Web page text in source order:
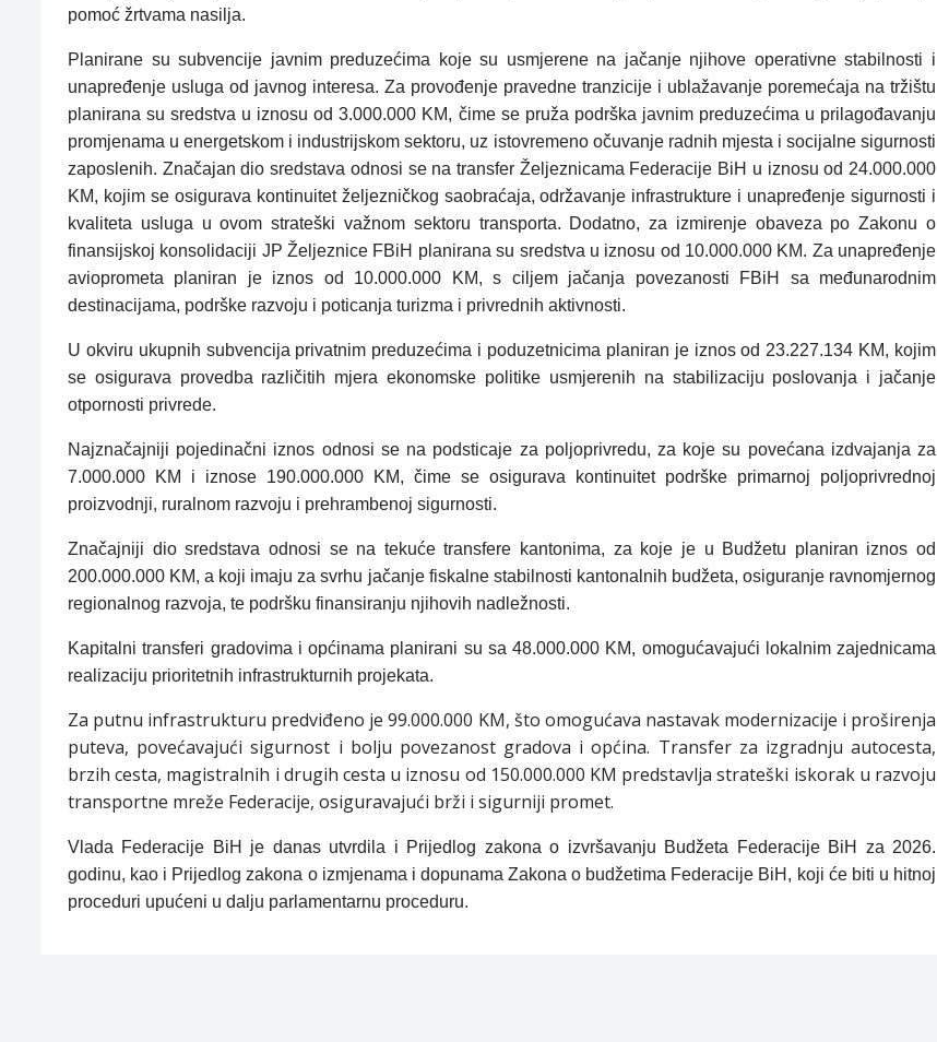
pomoć žrtvama nasilja.
Planirane su subvencije javnim preduzećima koje su usmjerene na jačanje njihove operativne stabilnosti i
unapređenje usluga od javnog interesa. Za provođenje pravedne tranzicije i ublažavanje poremećaja na tržištu
planirana su sredstva u iznosu od 3.000.000 KM, čime se pruža podrška javnim preduzećima u prilagođavanju
promjenama u energetskom i industrijskom sektoru, uz istovremeno očuvanje radnih mjesta i socijalne sigurnosti
zaposlenih. Značajan dio sredstava odnosi se na transfer Željeznicama Federacije BiH u iznosu od 24.000.000
KM, kojim se osigurava kontinuitet željezničkog saobraćaja, održavanje infrastrukture i unapređenje sigurnosti i
kvaliteta usluga u ovom strateški važnom sektoru transporta. Dodatno, za izmirenje obaveza po Zakonu o
finansijskoj konsolidaciji JP Željeznice FBiH planirana su sredstva u iznosu od 10.000.000 KM. Za unapređenje
avioprometa planiran je iznos od 10.000.000 KM, s ciljem jačanja povezanosti FBiH sa međunarodnim
destinacijama, podrške razvoju i poticanja turizma i privrednih aktivnosti.
U okviru ukupnih subvencija privatnim preduzećima i poduzetnicima planiran je iznos od 23.227.134 KM, kojim
se osigurava provedba različitih mjera ekonomske politike usmjerenih na stabilizaciju poslovanja i jačanje
otpornosti privrede.
Najznačajniji pojedinačni iznos odnosi se na podsticaje za poljoprivredu, za koje su povećana izdvajanja za
7.000.000 KM i iznose 190.000.000 KM, čime se osigurava kontinuitet podrške primarnoj poljoprivrednoj
proizvodnji, ruralnom razvoju i prehrambenoj sigurnosti.
Značajniji dio sredstava odnosi se na tekuće transfere kantonima, za koje je u Budžetu planiran iznos od
200.000.000 KM, a koji imaju za svrhu jačanje fiskalne stabilnosti kantonalnih budžeta, osiguranje ravnomjernog
regionalnog razvoja, te podršku finansiranju njihovih nadležnosti.
Kapitalni transferi gradovima i općinama planirani su sa 48.000.000 KM, omogućavajući lokalnim zajednicama
realizaciju prioritetnih infrastrukturnih projekata.
Za putnu infrastrukturu predviđeno je 99.000.000 KM, što omogućava nastavak modernizacije i proširenja
puteva, povećavajući sigurnost i bolju povezanost gradova i općina. Transfer za izgradnju autocesta,
brzih cesta, magistralnih i drugih cesta u iznosu od 150.000.000 KM predstavlja strateški iskorak u razvoju
transportne mreže Federacije, osiguravajući brži i sigurniji promet.
Vlada Federacije BiH je danas utvrdila i Prijedlog zakona o izvršavanju Budžeta Federacije BiH za 2026.
godinu, kao i Prijedlog zakona o izmjenama i dopunama Zakona o budžetima Federacije BiH, koji će biti u hitnoj
proceduri upućeni u dalju parlamentarnu proceduru.